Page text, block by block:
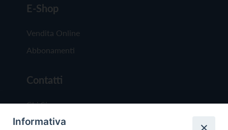
E-Shop
Vendita Online
Abbonamenti
Contatti
Chi Siamo
Redazione
Informativa